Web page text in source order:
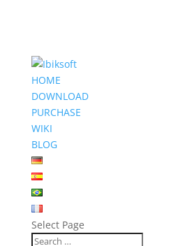
HOME
DOWNLOAD
PURCHASE
WIKI
BLOG
Select Page